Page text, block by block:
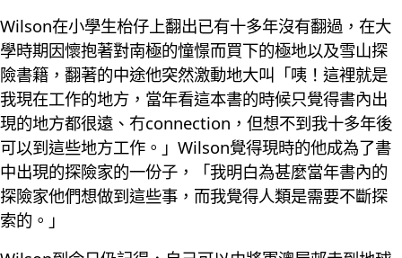
Wilson在小學生枱仔上翻出已有十多年沒有翻過，在大
學時期因懷抱著對南極的憧憬而買下的極地以及雪山探
險書籍，翻著的中途他突然激動地大叫「咦！這裡就是
我現在工作的地方，當年看這本書的時候只覺得書內出
現的地方都很遠、冇connection，但想不到我十多年後
可以到這些地方工作。」Wilson覺得現時的他成為了書
中出現的探險家的一份子，「我明白為甚麼當年書內的
探險家他們想做到這些事，而我覺得人類是需要不斷探
索的。」